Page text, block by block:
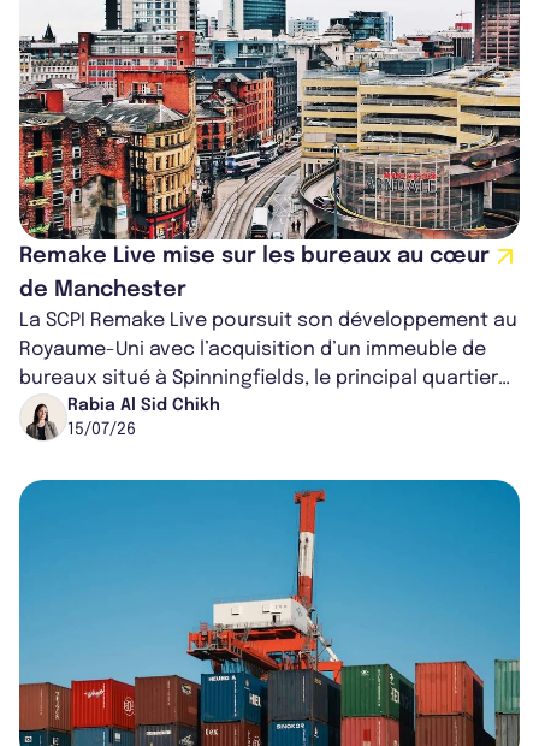
Remake Live mise sur les bureaux au cœur
de Manchester
La SCPI Remake Live poursuit son développement au
Royaume-Uni avec l’acquisition d’un immeuble de
bureaux situé à Spinningfields, le principal quartier
d’affaires de Manchester. Ac...
Rabia Al Sid Chikh
15/07/26